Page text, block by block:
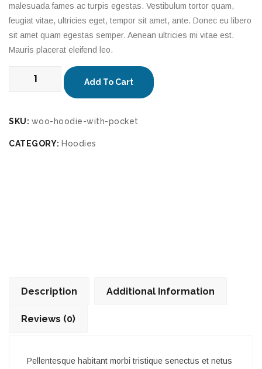
malesuada fames ac turpis egestas. Vestibulum tortor quam,
feugiat vitae, ultricies eget, tempor sit amet, ante. Donec eu libero
sit amet quam egestas semper. Aenean ultricies mi vitae est.
Mauris placerat eleifend leo.
Add To Cart
SKU: woo-hoodie-with-pocket
CATEGORY: Hoodies
Description Additional Information
Reviews (0)
Pellentesque habitant morbi tristique senectus et netus